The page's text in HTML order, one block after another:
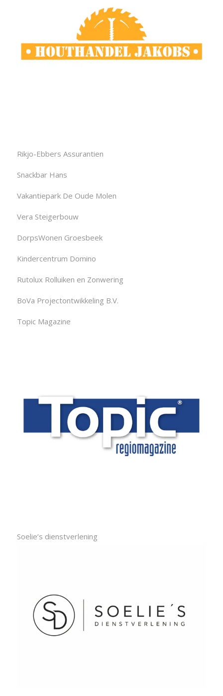
Rikjo-Ebbers Assurantien
Snackbar Hans
Vakantiepark De Oude Molen
Vera Steigerbouw
DorpsWonen Groesbeek
Kindercentrum Domino
Rutolux Rolluiken en Zonwering
BoVa Projectontwikkeling B.V.
Topic Magazine
Soelie’s dienstverlening